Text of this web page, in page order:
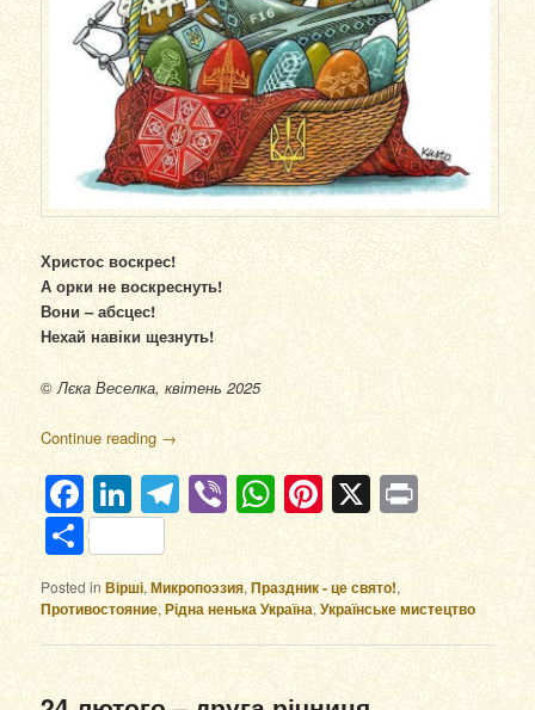
Христос воскрес!
А орки не воскреснуть!
Вони – абсцес!
Нехай навіки щезнуть!
©Лєка Веселка, квітень 2025
Continue reading →
Facebook
LinkedIn
Telegram
ViberWhatsApp
Pinterest
X
Отправить
Posted in Вірші,Микропоэзия,Праздник - це свято!,
Противостояние,Рідна ненька Україна,Українське мистецтво